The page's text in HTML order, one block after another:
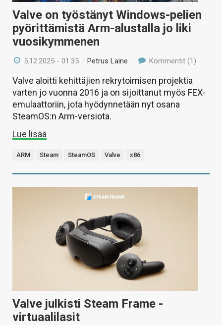
Valve on työstänyt Windows-pelien
pyörittämistä Arm-alustalla jo liki
vuosikymmenen
5.12.2025 - 01:35 /Petrus Laine Kommentit (1)
Valve aloitti kehittäjien rekrytoimisen projektia
varten jo vuonna 2016 ja on sijoittanut myös FEX-
emulaattoriin, jota hyödynnetään nyt osana
SteamOS:n Arm-versiota.
Lue lisää
ARM Steam SteamOS Valve x86
Valve julkisti Steam Frame -
virtuaalilasit